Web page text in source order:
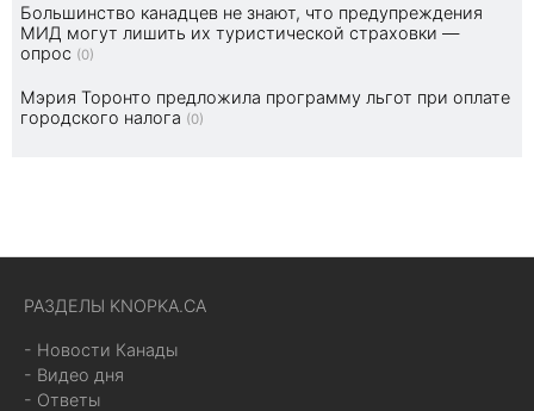
Большинство канадцев не знают, что предупреждения
МИД могут лишить их туристической страховки —
опрос (0)
Мэрия Торонто предложила программу льгот при оплате
городского налога (0)
РАЗДЕЛЫ KNOPKA.CA
- Новости Канады
- Видео дня
- Ответы